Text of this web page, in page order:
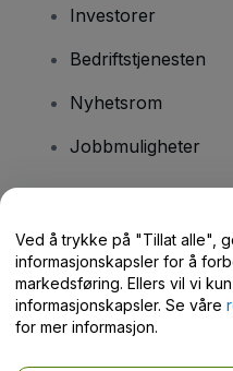
Investorer
Bedriftstjenesten
Nyhetsrom
Jobbmuligheter
Hjelpesenter /
Ved å trykke på "Tillat alle",
informasjonskapsler for å
markedsføring. Ellers vil vi
informasjonskapsler. Se våre
for mer informasjon.